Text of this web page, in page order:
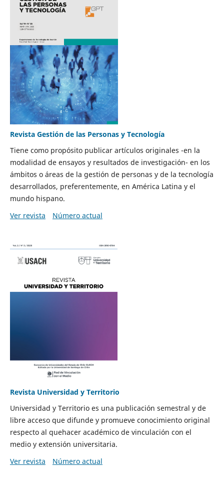
Revista Gestión de las Personas y Tecnología
Tiene como propósito publicar artículos originales -en la
modalidad de ensayos y resultados de investigación- en los
ámbitos o áreas de la gestión de personas y de la tecnología
desarrollados, preferentemente, en América Latina y el
mundo hispano.
Ver revista
Número actual
Revista Universidad y Territorio
Universidad y Territorio es una publicación semestral y de
libre acceso que difunde y promueve conocimiento original
respecto al quehacer académico de vinculación con el
medio y extensión universitaria.
Ver revista
Número actual